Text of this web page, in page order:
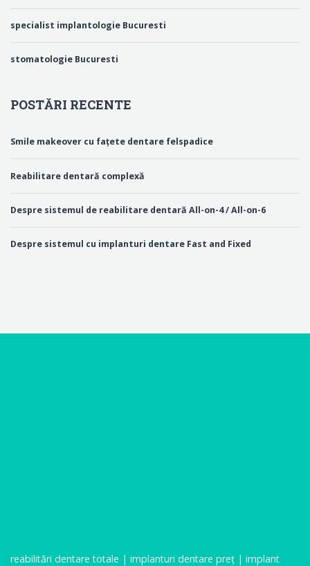
specialist implantologie Bucuresti
stomatologie Bucuresti
POSTĂRI RECENTE
Smile makeover cu fațete dentare felspadice
Reabilitare dentară complexă
Despre sistemul de reabilitare dentară All-on-4 / All-on-6
Despre sistemul cu implanturi dentare Fast and Fixed
reabilitări dentare totale | implanturi dentare preț | implant